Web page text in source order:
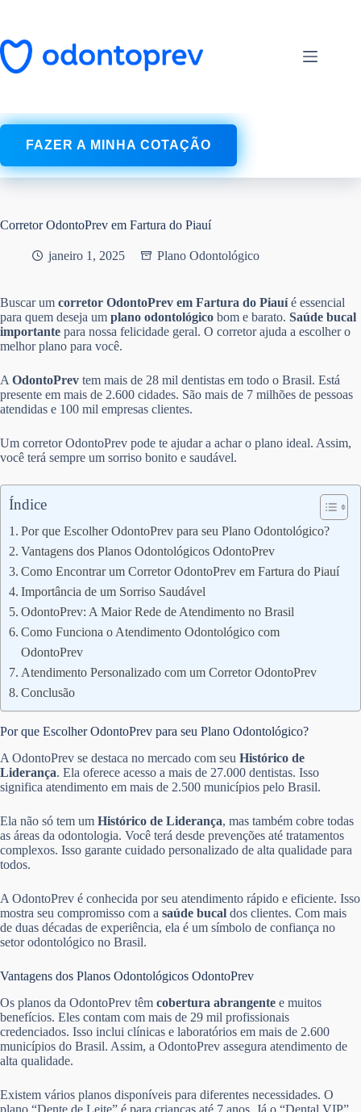
conteúdo
FAZER A MINHA COTAÇÃO
Corretor OdontoPrev em Fartura do Piauí
janeiro 1, 2025 Plano Odontológico
Buscar um corretor OdontoPrev em Fartura do Piauíé essencial
para quem deseja um plano odontológico bom e barato. Saúde bucal
importante para nossa felicidade geral. O corretor ajuda a escolher o
melhor plano para você.
A OdontoPrev tem mais de 28 mil dentistas em todo o Brasil. Está
presente em mais de 2.600 cidades. São mais de 7 milhões de pessoas
atendidas e 100 mil empresas clientes.
Um corretor OdontoPrev pode te ajudar a achar o plano ideal. Assim,
você terá sempre um sorriso bonito e saudável.
Índice
Por que Escolher OdontoPrev para seu Plano Odontológico?
Vantagens dos Planos Odontológicos OdontoPrev
Como Encontrar um Corretor OdontoPrev em Fartura do Piauí
Importância de um Sorriso Saudável
OdontoPrev: A Maior Rede de Atendimento no Brasil
Como Funciona o Atendimento Odontológico com
OdontoPrev
Atendimento Personalizado com um Corretor OdontoPrev
Conclusão
Por que Escolher OdontoPrev para seu Plano Odontológico?
A OdontoPrev se destaca no mercado com seu Histórico de
Liderança. Ela oferece acesso a mais de 27.000 dentistas. Isso
significa atendimento em mais de 2.500 municípios pelo Brasil.
Ela não só tem um Histórico de Liderança, mas também cobre todas
as áreas da odontologia. Você terá desde prevenções até tratamentos
complexos. Isso garante cuidado personalizado de alta qualidade para
todos.
A OdontoPrev é conhecida por seu atendimento rápido e eficiente. Isso
mostra seu compromisso com a saúde bucal dos clientes. Com mais
de duas décadas de experiência, ela é um símbolo de confiança no
setor odontológico no Brasil.
Vantagens dos Planos Odontológicos OdontoPrev
Os planos da OdontoPrev têm cobertura abrangente e muitos
benefícios. Eles contam com mais de 29 mil profissionais
credenciados. Isso inclui clínicas e laboratórios em mais de 2.600
municípios do Brasil. Assim, a OdontoPrev assegura atendimento de
alta qualidade.
Existem vários planos disponíveis para diferentes necessidades. O
plano “Dente de Leite” é para crianças até 7 anos. Já o “Dental VIP”